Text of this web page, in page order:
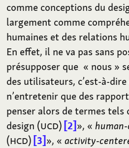
comme conceptions du
largement comme
humaines et des relations
En effet, il ne va pas sans
présupposer que « nous »
des utilisateurs, c’est-à-
n’entretenir que des
penser alors de termes tels
design (UCD) 2 », «
(HCD) 3 », « activity-